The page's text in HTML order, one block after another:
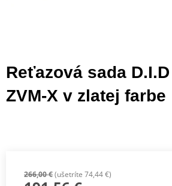
Reťazová sada
ZVM-X v zlatej farbe
266,00 €(ušetríte 74,44 €)